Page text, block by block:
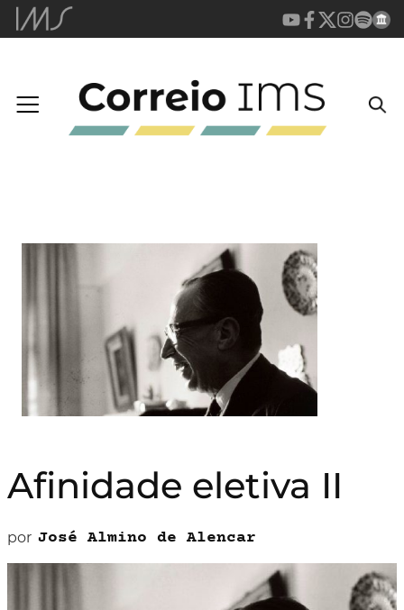
Afinidade eletiva II
por José Almino de Alencar